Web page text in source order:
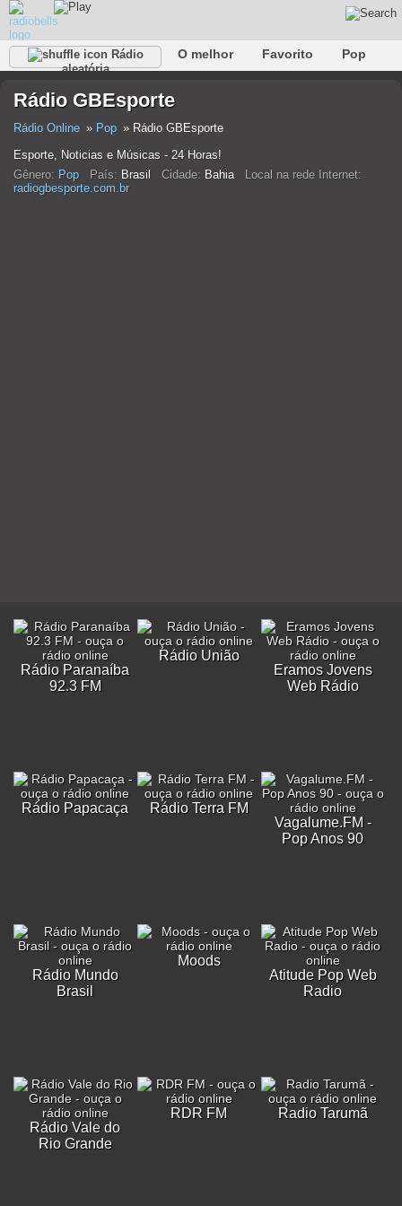
Rádio
aleatória
O melhor Favorito
Pop
Rap
Falk Jazz Bebê
Rádio GBEsporte
Rádio Online Pop
Rádio GBEsporte
Esporte, Noticias e Músicas - 24 Horas!
Gênero: Pop País: Brasil Cidade: Bahia
Local na rede Internet:
radiogbesporte.com.br
Rádio Paranaíba
92.3 FM
Rádio União
Eramos Jovens
Web Rádio
Rádio Papacaça
Rádio Terra FM
Vagalume.FM -
Pop Anos 90
Rádio Mundo
Brasil
Moods
Atitude Pop Web
Radio
Rádio Vale do
Rio Grande
RDR FM Radio Tarumã